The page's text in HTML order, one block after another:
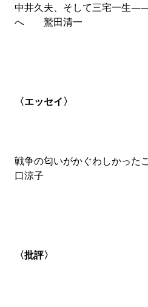
中井久夫、そして三宅一生
へ 鷲田清一
〈エッセイ〉
戦争の匂いがかぐわしかっ
口涼子
〈批評〉